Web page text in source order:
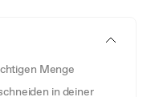
Menge
in deiner